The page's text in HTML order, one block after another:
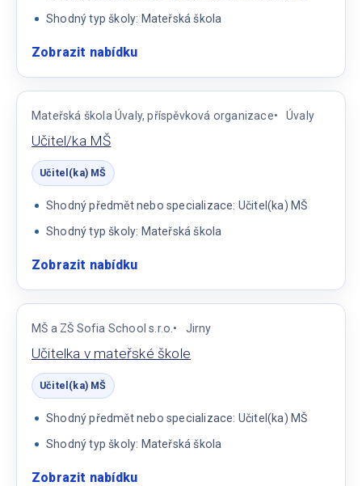
Shodný typ školy: Mateřská škola
Zobrazit nabídku:
MŠ
Mateřská škola Úvaly, příspěvková organizace Úvaly
Učitel/ka MŠ
Učitel(ka) MŠ
Shodný předmět nebo specializace: Učitel(ka) MŠ
Shodný typ školy: Mateřská škola
Zobrazit nabídku:
MŠ
MŠ a ZŠ Sofia School s.r.o. Jirny
Učitelka v mateřské škole
Učitel(ka) MŠ
Shodný předmět nebo specializace: Učitel(ka) MŠ
Shodný typ školy: Mateřská škola
Zobrazit nabídku: